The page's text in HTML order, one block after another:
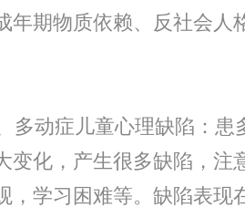
年期物质依赖、反社会人
多动症儿童心理缺陷：患
变化，产生很多缺陷，注
，学习困难等。缺陷表现